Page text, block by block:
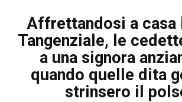
Affrettandosi a casa
Tangenziale, le
a una signora
quando quelle dita
strinsero il